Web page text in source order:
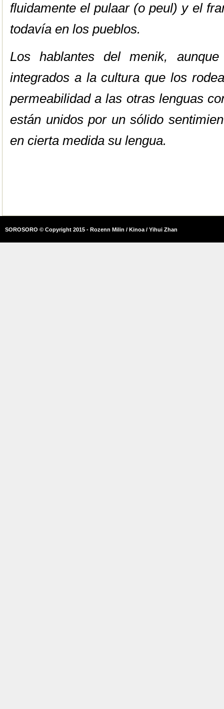
fluidamente el pulaar (o peul) y el
todavía en los pueblos.
Los hablantes del menik,
integrados a la cultura que los
permeabilidad a las otras lenguas
están unidos por un sólido
en cierta medida su lengua.
SOROSORO © Copyright 2015 - Rozenn Milin / Kinoa / Yihui Zhan